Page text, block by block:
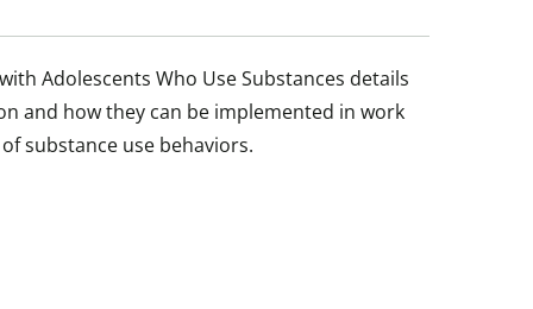
Adolescents Who Use Substances details
and how they can be implemented in work
substance use behaviors.